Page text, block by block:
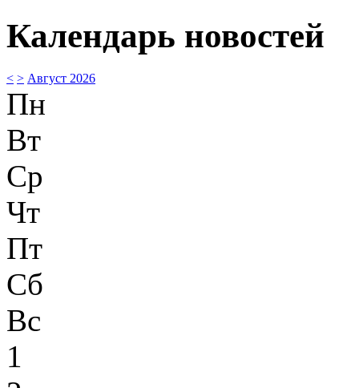
Календарь новостей
< > Август 2026
Пн
Вт
Ср
Чт
Пт
Сб
Вс
1